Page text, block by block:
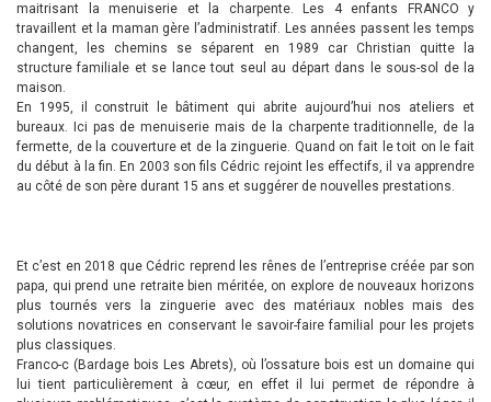
maitrisant la menuiserie et la charpente. Les 4 enfants FRANCO y
travaillent et la maman gère l’administratif. Les années passent les temps
changent, les chemins se séparent en 1989 car Christian quitte la
structure familiale et se lance tout seul au départ dans le sous-sol de la
maison.
En 1995, il construit le bâtiment qui abrite aujourd’hui nos ateliers et
bureaux. Ici pas de menuiserie mais de la charpente traditionnelle, de la
fermette, de la couverture et de la zinguerie. Quand on fait le toit on le fait
du début à la fin. En 2003 son fils Cédric rejoint les effectifs, il va apprendre
au côté de son père durant 15 ans et suggérer de nouvelles prestations.
Et c’est en 2018 que Cédric reprend les rênes de l’entreprise créée par son
papa, qui prend une retraite bien méritée, on explore de nouveaux horizons
plus tournés vers la zinguerie avec des matériaux nobles mais des
solutions novatrices en conservant le savoir-faire familial pour les projets
plus classiques.
Franco-c (Bardage bois Les Abrets), où l’ossature bois est un domaine qui
lui tient particulièrement à cœur, en effet il lui permet de répondre à